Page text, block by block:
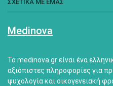
ΣΧΕΤΙΚΑ ΜΕ ΕΜΑΣ
Medinova
Το medinova.gr είναι ένα
αξιόπιστες πληροφορίες για
ψυχολογία και οικογενειακή